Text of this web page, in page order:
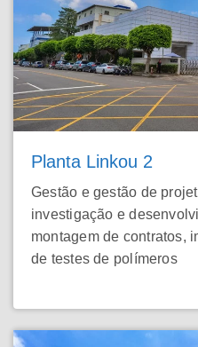
Planta Linkou 2
Gestão e gestão de
investigação e
montagem de contratos,
de testes de polímeros